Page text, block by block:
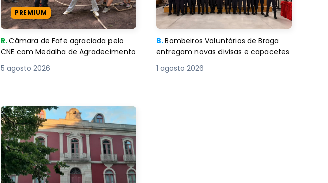
R.Câmara de Fafe agraciada pelo
CNE com Medalha de Agradecimento
5 agosto 2026
B.Bombeiros Voluntários de Braga
entregam novas divisas e capacetes
1 agosto 2026